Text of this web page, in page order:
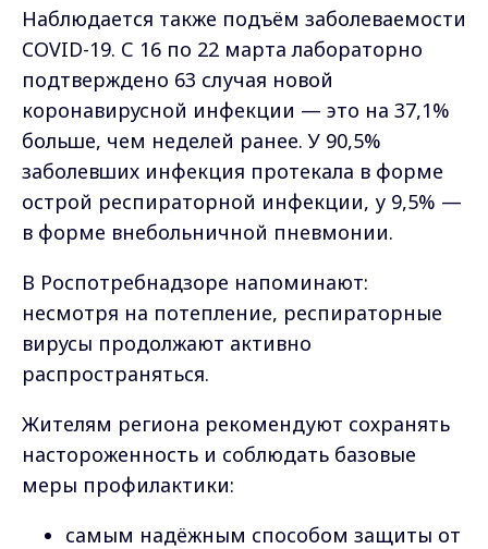
Наблюдается также подъём заболеваемости
COVID-19. С 16 по 22 марта лабораторно
подтверждено 63 случая новой
коронавирусной инфекции — это на 37,1%
больше, чем неделей ранее. У 90,5%
заболевших инфекция протекала в форме
острой респираторной инфекции, у 9,5% —
в форме внебольничной пневмонии.
В Роспотребнадзоре напоминают:
несмотря на потепление, респираторные
вирусы продолжают активно
распространяться.
Жителям региона рекомендуют сохранять
настороженность и соблюдать базовые
меры профилактики:
самым надёжным способом защиты от